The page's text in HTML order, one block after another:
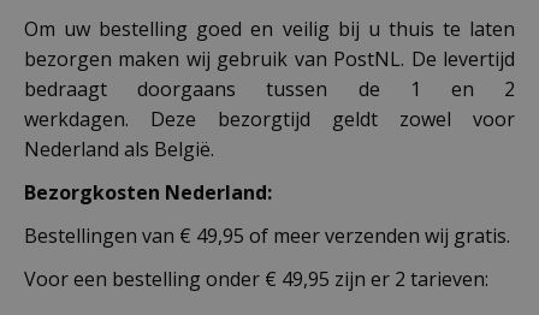
Om uw bestelling goed en veilig bij u thuis te laten
bezorgen maken wij gebruik van PostNL. De levertijd
bedraagt doorgaans tussen de 1 en 2
werkdagen. Deze bezorgtijd geldt zowel voor
Nederland als België.
Bezorgkosten Nederland:
Bestellingen van € 49,95 of meer verzenden wij gratis.
Voor een bestelling onder € 49,95 zijn er 2 tarieven: